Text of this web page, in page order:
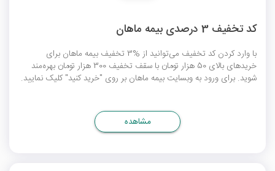
کد تخفیف 3 درصدی بیمه ماهان
با وارد کردن کد تخفیف می‌توانید از %3 تخفیف بیمه ماهان برای
خریدهای بالای 50 هزار تومان با سقف تخفیف 300 هزار تومان بهره‌مند
شوید. برای ورود به وبسایت بیمه ماهان بر روی "خرید کنید" کلیک نمایید.
مشاهده